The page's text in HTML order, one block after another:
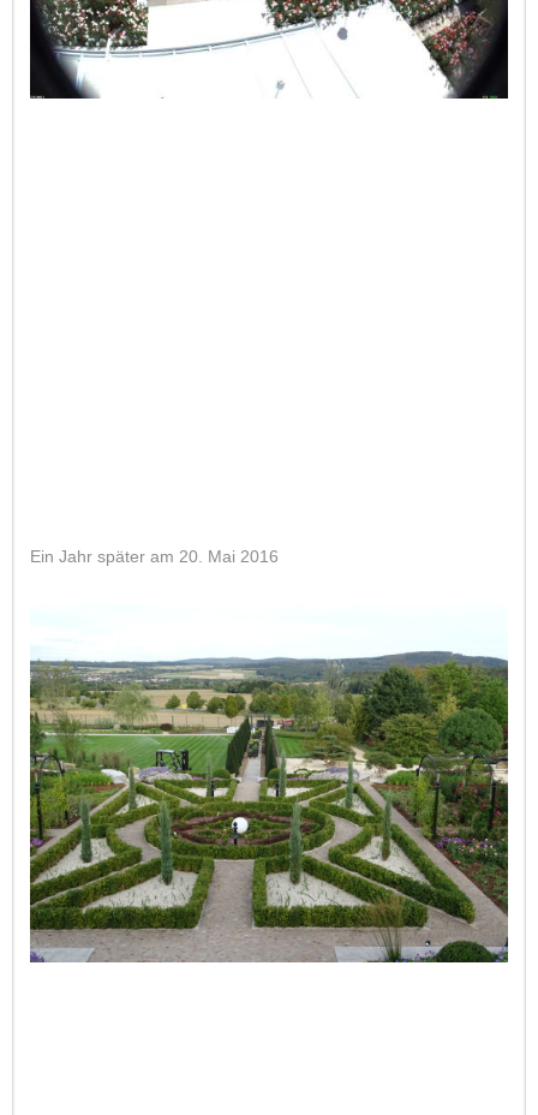
Ein Jahr später am 20. Mai 2016